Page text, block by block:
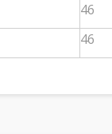
46
46